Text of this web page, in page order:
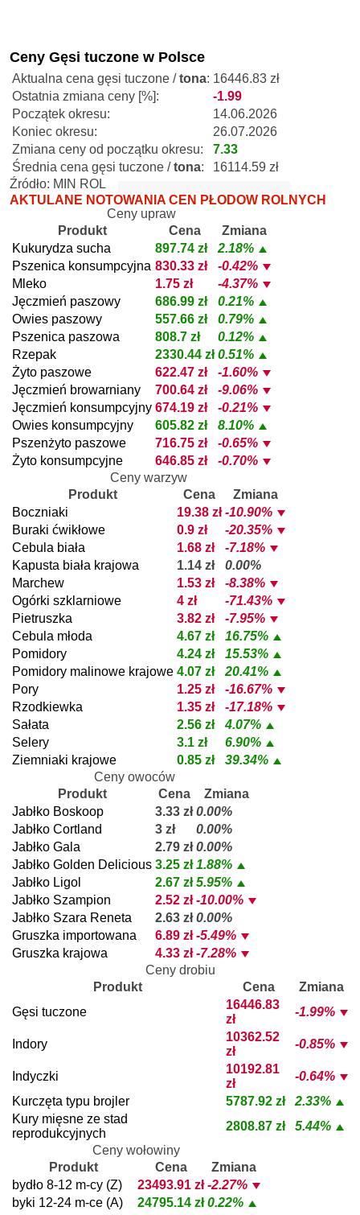
Ceny Gęsi tuczone w Polsce
Aktualna cena gęsi tuczone /tona: 16446.83 zł
Ostatnia zmiana ceny [%]:
-1.99
Początek okresu:
14.06.2026
Koniec okresu:
26.07.2026
Zmiana ceny od początku okresu:
7.33
Średnia cena gęsi tuczone /tona:
16114.59 zł
Źródło: MIN ROL
AKTULANE NOTOWANIA CEN PŁODÓW ROLNYCH
Ceny upraw
Produkt
Cena
Zmiana
Kukurydza sucha
897.74 zł
2.18%
Pszenica konsumpcyjna 830.33 zł
-0.42%
Mleko
1.75 zł
-4.37%
Jęczmień paszowy
686.99 zł
0.21%
Owies paszowy
557.66 zł
0.79%
Pszenica paszowa
808.7 zł
0.12%
Rzepak
2330.44 zł 0.51%
Żyto paszowe
622.47 zł
-1.60%
Jęczmień browarniany
700.64 zł
-9.06%
Jęczmień konsumpcyjny 674.19 zł
-0.21%
Owies konsumpcyjny
605.82 zł
8.10%
Pszenżyto paszowe
716.75 zł
-0.65%
Żyto konsumpcyjne
646.85 zł
-0.70%
Ceny warzyw
Produkt
Cena
Zmiana
Boczniaki
19.38 zł -10.90%
Buraki ćwikłowe
0.9 zł
-20.35%
Cebula biała
1.68 zł
-7.18%
Kapusta biała krajowa
1.14 zł
0.00%
Marchew
1.53 zł
-8.38%
Ogórki szklarniowe
4 zł
-71.43%
Pietruszka
3.82 zł
-7.95%
Cebula młoda
4.67 zł
16.75%
Pomidory
4.24 zł
15.53%
Pomidory malinowe krajowe 4.07 zł
20.41%
Pory
1.25 zł
-16.67%
Rzodkiewka
1.35 zł
-17.18%
Sałata
2.56 zł
4.07%
Selery
3.1 zł
6.90%
Ziemniaki krajowe
0.85 zł
39.34%
Ceny owoców
Produkt
Cena
Zmiana
Jabłko Boskoop
3.33 zł 0.00%
Jabłko Cortland
3 zł
0.00%
Jabłko Gala
2.79 zł 0.00%
Jabłko Golden Delicious 3.25 zł 1.88%
Jabłko Ligol
2.67 zł 5.95%
Jabłko Szampion
2.52 zł -10.00%
Jabłko Szara Reneta
2.63 zł 0.00%
Gruszka importowana
6.89 zł -5.49%
Gruszka krajowa
4.33 zł -7.28%
Ceny drobiu
Produkt
Cena
Zmiana
Gęsi tuczone
16446.83
zł
-1.99%
Indory
10362.52
zł
-0.85%
Indyczki
10192.81
zł
-0.64%
Kurczęta typu brojler
5787.92 zł
2.33%
Kury mięsne ze stad
reprodukcyjnych
2808.87 zł
5.44%
Ceny wołowiny
Produkt
Cena
Zmiana
bydło 8-12 m-cy (Z)
23493.91 zł -2.27%
byki 12-24 m-ce (A)
24795.14 zł 0.22%